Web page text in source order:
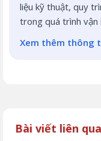
liệu kỹ thuật, quy
trong quá trình vận
Xem thêm thông
Bài viết liên